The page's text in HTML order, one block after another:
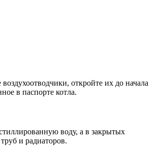
откройте их до начала
в паспорте котла.
воду, а в закрытых
и радиаторов.